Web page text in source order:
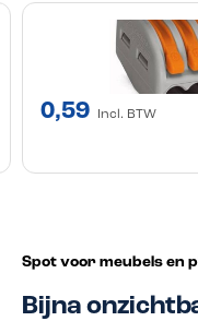
0,59 Incl. BTW
Spot voor meubels en
Bijna